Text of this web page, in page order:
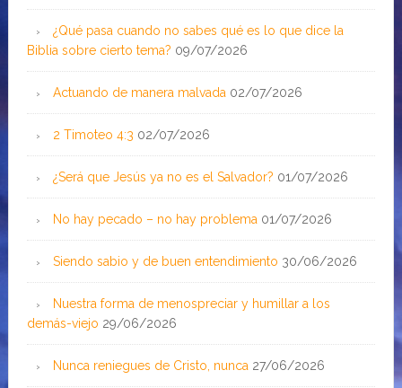
¿Qué pasa cuando no sabes qué es lo que dice la
Biblia sobre cierto tema? 09/07/2026
Actuando de manera malvada 02/07/2026
2 Timoteo 4:3 02/07/2026
¿Será que Jesús ya no es el Salvador? 01/07/2026
No hay pecado – no hay problema 01/07/2026
Siendo sabio y de buen entendimiento 30/06/2026
Nuestra forma de menospreciar y humillar a los
demás-viejo 29/06/2026
Nunca reniegues de Cristo, nunca 27/06/2026